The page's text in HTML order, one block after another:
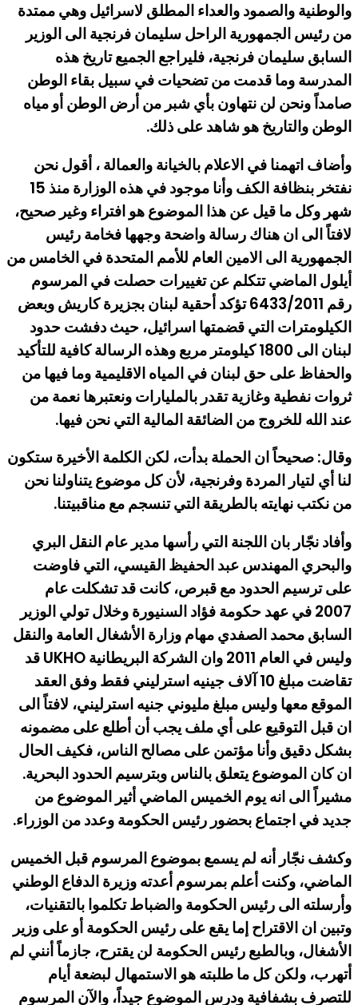
والوطنية والصمود والعداء المطلق لاسرائيل وهي ممتدة
من رئيس الجمهورية الراحل سليمان فرنجية الى الوزير
السابق سليمان فرنجية، فليراجع الجميع تاريخ هذه
المدرسة وما قدمت من تضحيات في سبيل بقاء الوطن
صامداً ونحن لن نتهاون بأي شبر من أرض الوطن أو مياه
الوطن والتاريخ هو شاهد على ذلك.
وأضاف اتهمنا في الاعلام بالخيانة والعمالة ، أقول نحن
نفتخر بنظافة الكف وأنا موجود في هذه الوزارة منذ 15
شهر وكل ما قيل عن هذا الموضوع هو افتراء وغير صحيح،
لافتاً الى ان هناك رسالة واضحة وجهها فخامة رئيس
الجمهورية الى الامين العام للأمم المتحدة في الخامس من
أيلول الماضي تتكلم عن تغييرات حصلت في المرسوم
رقم 6433/2011 تؤكد أحقية لبنان بجزيرة كاريش وبعض
الكيلومترات التي قضمتها اسرائيل، حيث دفشت حدود
لبنان الى 1800 كيلومتر مربع وهذه الرسالة كافية للتأكيد
والحفاظ على حق لبنان في المياه الاقليمية وما فيها من
ثروات نفطية وغازية تقدر بالمليارات ونعتبرها نعمة من
عند الله للخروج من الضائقة المالية التي نحن فيها.
وقال: صحيحاً ان الحملة بدأت، لكن الكلمة الأخيرة ستكون
لنا أي لتيار المردة وفرنجية، لأن كل موضوع يتناولنا نحن
من نكتب نهايته بالطريقة التي تنسجم مع مناقبيتنا.
وأفاد نجّار بان اللجنة التي رأسها مدير عام النقل البري
والبحري المهندس عبد الحفيظ القيسي، التي فاوضت
على ترسيم الحدود مع قبرص، كانت قد تشكلت عام
2007 في عهد حكومة فؤاد السنيورة وخلال تولي الوزير
السابق محمد الصفدي مهام وزارة الأشغال العامة والنقل
وليس في العام 2011 وان الشركة البريطانية UKHO قد
تقاضت مبلغ 10 آلاف جينيه استرليني فقط وفق العقد
الموقع معها وليس مبلغ مليوني جنيه استرليني، لافتاً الى
ان قبل التوقيع على أي ملف يجب أن أطلع على مضمونه
بشكل دقيق وأنا مؤتمن على مصالح الناس، فكيف الحال
ان كان الموضوع يتعلق بالناس وبترسيم الحدود البحرية.
مشيراً الى انه يوم الخميس الماضي أثير الموضوع من
جديد في اجتماع بحضور رئيس الحكومة وعدد من الوزراء.
وكشف نجّار أنه لم يسمع بموضوع المرسوم قبل الخميس
الماضي، وكنت أعلم بمرسوم أعدته وزيرة الدفاع الوطني
وأرسلته الى رئيس الحكومة والضباط تكلموا بالتقنيات،
وتبين ان الاقتراح إما يقع على رئيس الحكومة أو على وزير
الأشغال، وبالطبع رئيس الحكومة لن يقترح، جازماً أنني لم
أتهرب، ولكن كل ما طلبته هو الاستمهال لبضعة أيام
للتصرف بشفافية ودرس الموضوع جيداً، والآن المرسوم